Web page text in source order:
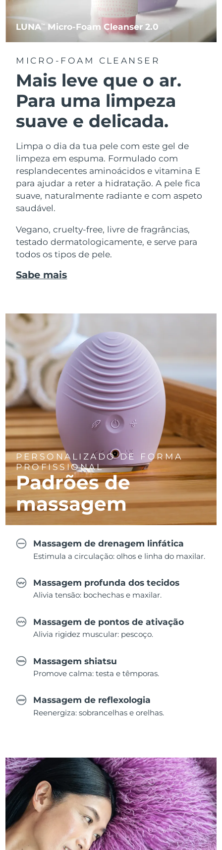
LUNATM Micro-Foam Cleanser 2.0
MICRO-FOAM CLEANSER
Mais leve que o ar.
Para uma limpeza
suave e delicada.
Limpa o dia da tua pele com este gel de
limpeza em espuma. Formulado com
resplandecentes aminoácidos e vitamina E
para ajudar a reter a hidratação. A pele fica
suave, naturalmente radiante e com aspeto
saudável.
Vegano, cruelty-free, livre de fragrâncias,
testado dermatologicamente, e serve para
todos os tipos de pele.
Sabe mais
PERSONALIZADO DE FORMA
PROFISSIONAL
Padrões de
massagem
Massagem de drenagem linfática
Estimula a circulação: olhos e linha do maxilar.
Massagem profunda dos tecidos
Alivia tensão: bochechas e maxilar.
Massagem de pontos de ativação
Alivia rigidez muscular: pescoço.
Massagem shiatsu
Promove calma: testa e têmporas.
Massagem de reflexologia
Reenergiza: sobrancelhas e orelhas.